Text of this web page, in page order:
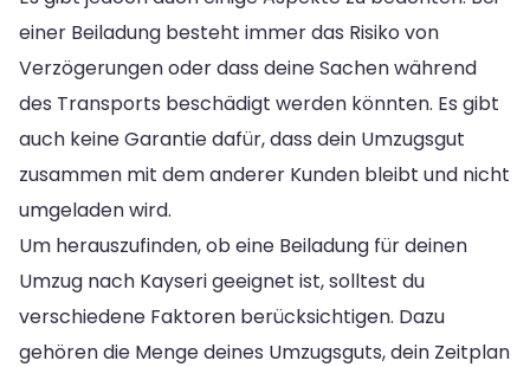
einer Beiladung besteht immer das Risiko von
Verzögerungen oder dass deine Sachen während
des Transports beschädigt werden könnten. Es gibt
auch keine Garantie dafür, dass dein Umzugsgut
zusammen mit dem anderer Kunden bleibt und nicht
umgeladen wird.
Um herauszufinden, ob eine Beiladung für deinen
Umzug nach Kayseri geeignet ist, solltest du
verschiedene Faktoren berücksichtigen. Dazu
gehören die Menge deines Umzugsguts, dein Zeitplan